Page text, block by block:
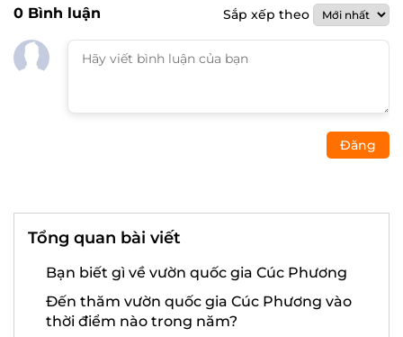
0 Bình luận Sắp xếp theo
Đăng
Tổng quan bài viết
Bạn biết gì về vườn quốc gia Cúc Phương
Đến thăm vườn quốc gia Cúc Phương vào
thời điểm nào trong năm?